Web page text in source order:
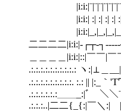
|i:i:|¨|¨|¨|¨|¨|¨|¨|¨|¨||
|i:i:| :| :| :| :| :| :|
二二二二
＿＿＿＿|i:i:|::|￣￣|
.:.:.:.:.:.:.:.:.:.: ヽ:|⊥＿
.:.:.:.:.:.:.:.:.:. :.: || |:_｀
.:.:.:.:.:.:＿＿_:|ﾞ￣＼
.:.:.:..|二二{_{:|￣＼:|